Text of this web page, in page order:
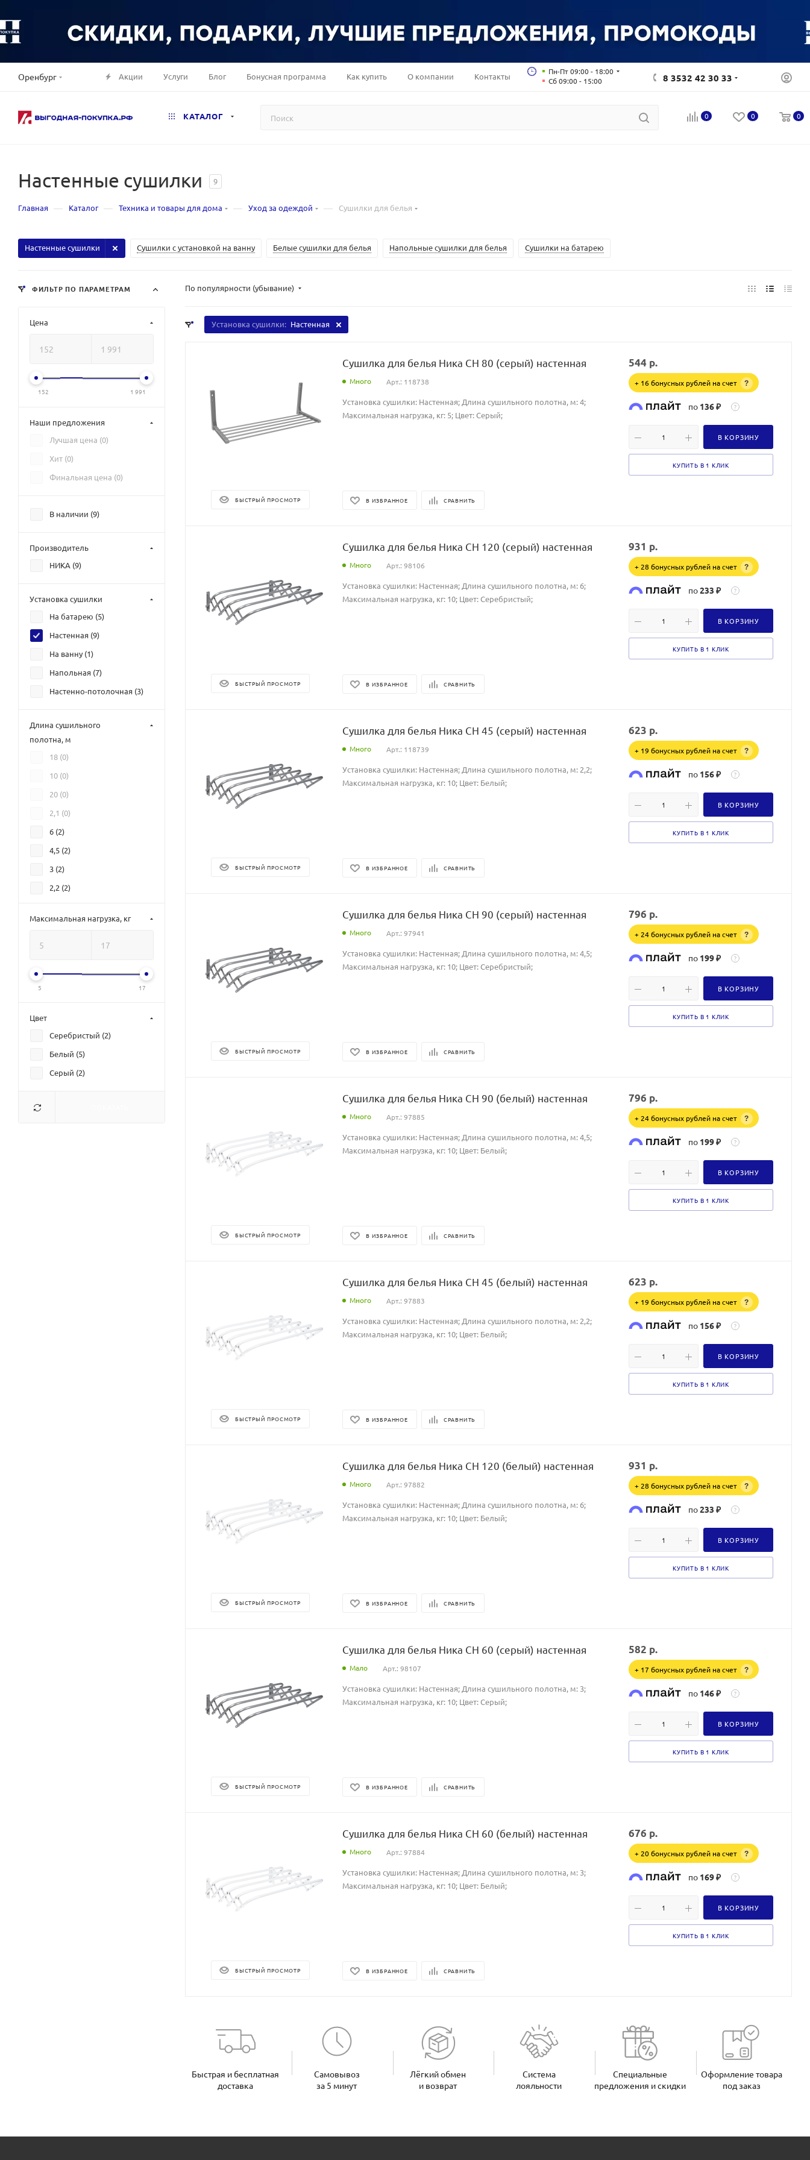
Оренбург Акции Услуги Блог Бонусная программа Как купить О компании Контакты
Пн-Пт 09:00 - 18:00
Сб 09:00 - 15:00
8 3532 42 30 33
КАТАЛОГ 0 0 0
Настенные сушилки 9
Главная — Каталог — Техника и товары для дома — Уход за одеждой — Сушилки для белья
Сушилки с установкой на ванну
Настенные сушилки Белые сушилки для белья Напольные сушилки для белья Сушилки на батарею
По популярности (убывание)
Установка сушилки: Настенная
БЫСТРЫЙ ПРОСМОТР
Сушилка для белья Ника СН 80 (серый) настенная
Много Арт.: 118738
Установка сушилки: Настенная; Длина сушильного полотна, м: 4;
Максимальная нагрузка, кг: 5; Цвет: Серый;
В ИЗБРАННОЕ СРАВНИТЬ
544 р.
+ 16 бонусных рублей на счет ?
по 136 ₽ ?
В КОРЗИНУ
КУПИТЬ В 1 КЛИК
БЫСТРЫЙ ПРОСМОТР
Сушилка для белья Ника СН 120 (серый) настенная
Много Арт.: 98106
Установка сушилки: Настенная; Длина сушильного полотна, м: 6;
Максимальная нагрузка, кг: 10; Цвет: Серебристый;
В ИЗБРАННОЕ СРАВНИТЬ
931 р.
+ 28 бонусных рублей на счет ?
по233 ₽ ?
В КОРЗИНУ
КУПИТЬ В 1 КЛИК
БЫСТРЫЙ ПРОСМОТР
Сушилка для белья Ника СН 45 (серый) настенная
Много Арт.: 118739
Установка сушилки: Настенная; Длина сушильного полотна, м: 2,2;
Максимальная нагрузка, кг: 10; Цвет: Белый;
В ИЗБРАННОЕ СРАВНИТЬ
623 р.
+ 19 бонусных рублей на счет ?
по 156 ₽ ?
В КОРЗИНУ
КУПИТЬ В 1 КЛИК
БЫСТРЫЙ ПРОСМОТР
Сушилка для белья Ника СН 90 (серый) настенная
Много Арт.: 97941
Установка сушилки: Настенная; Длина сушильного полотна, м: 4,5;
Максимальная нагрузка, кг: 10; Цвет: Серебристый;
В ИЗБРАННОЕ СРАВНИТЬ
796 р.
+ 24 бонусных рублей на счет ?
по 199 ₽ ?
В КОРЗИНУ
КУПИТЬ В 1 КЛИК
БЫСТРЫЙ ПРОСМОТР
Сушилка для белья Ника СН 90 (белый) настенная
Много Арт.: 97885
Установка сушилки: Настенная; Длина сушильного полотна, м: 4,5;
Максимальная нагрузка, кг: 10; Цвет: Белый;
В ИЗБРАННОЕ СРАВНИТЬ
796 р.
+ 24 бонусных рублей на счет ?
по 199 ₽ ?
В КОРЗИНУ
КУПИТЬ В 1 КЛИК
БЫСТРЫЙ ПРОСМОТР
Сушилка для белья Ника СН 45 (белый) настенная
Много Арт.: 97883
Установка сушилки: Настенная; Длина сушильного полотна, м: 2,2;
Максимальная нагрузка, кг: 10; Цвет: Белый;
В ИЗБРАННОЕ СРАВНИТЬ
623 р.
+ 19 бонусных рублей на счет ?
по 156 ₽ ?
В КОРЗИНУ
КУПИТЬ В 1 КЛИК
БЫСТРЫЙ ПРОСМОТР
Сушилка для белья Ника СН 120 (белый) настенная
Много Арт.: 97882
Установка сушилки: Настенная; Длина сушильного полотна, м: 6;
Максимальная нагрузка, кг: 10; Цвет: Белый;
В ИЗБРАННОЕ СРАВНИТЬ
931 р.
+ 28 бонусных рублей на счет ?
по233 ₽ ?
В КОРЗИНУ
КУПИТЬ В 1 КЛИК
БЫСТРЫЙ ПРОСМОТР
Сушилка для белья Ника СН 60 (серый) настенная
Мало Арт.: 98107
Установка сушилки: Настенная; Длина сушильного полотна, м: 3;
Максимальная нагрузка, кг: 10; Цвет: Серый;
В ИЗБРАННОЕ СРАВНИТЬ
582 р.
+ 17 бонусных рублей на счет ?
по 146 ₽ ?
В КОРЗИНУ
КУПИТЬ В 1 КЛИК
БЫСТРЫЙ ПРОСМОТР
Сушилка для белья Ника СН 60 (белый) настенная
Много Арт.: 97884
Установка сушилки: Настенная; Длина сушильного полотна, м: 3;
Максимальная нагрузка, кг: 10; Цвет: Белый;
В ИЗБРАННОЕ СРАВНИТЬ
676 р.
+ 20 бонусных рублей на счет ?
по 169 ₽ ?
В КОРЗИНУ
КУПИТЬ В 1 КЛИК
Быстрая и бесплатная
доставка
Самовывоз
за 5 минут
Лёгкий обмен
и возврат
Система
лояльности
Специальные
предложения и скидки
Оформление товара
под заказ
ФИЛЬТР ПО ПАРАМЕТРАМ
Цена
152 1 991
Наши предложения
Лучшая цена (0)
Хит (0)
Финальная цена (0)
В наличии (9)
Производитель
НИКА (9)
Установка сушилки
На батарею (5)
Настенная (9)
На ванну (1)
Напольная (7)
Настенно-потолочная (3)
Длина сушильного
полотна, м
18 (0)
10 (0)
20 (0)
2,1 (0)
6 (2)
4,5 (2)
3 (2)
2,2 (2)
7 (0)
Максимальная нагрузка, кг
5 17
Цвет
Серебристый (2)
Белый (5)
Серый (2)